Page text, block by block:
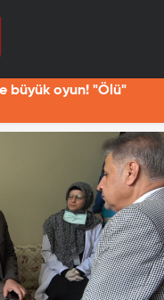
büyük oyun! "Ölü"